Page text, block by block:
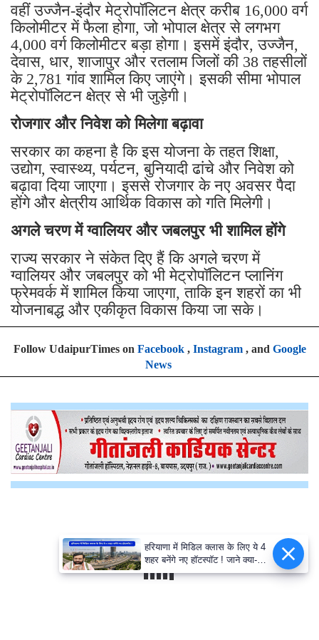
वहीं उज्जैन-इंदौर मेट्रोपॉलिटन क्षेत्र करीब 16,000 वर्ग
किलोमीटर में फैला होगा, जो भोपाल क्षेत्र से लगभग
4,000 वर्ग किलोमीटर बड़ा होगा। इसमें इंदौर, उज्जैन,
देवास, धार, शाजापुर और रतलाम जिलों की 38 तहसीलों
के 2,781 गांव शामिल किए जाएंगे। इसकी सीमा भोपाल
मेट्रोपॉलिटन क्षेत्र से भी जुड़ेगी।
रोजगार और निवेश को मिलेगा बढ़ावा
सरकार का कहना है कि इस योजना के तहत शिक्षा,
उद्योग, स्वास्थ्य, पर्यटन, बुनियादी ढांचे और निवेश को
बढ़ावा दिया जाएगा। इससे रोजगार के नए अवसर पैदा
होंगे और क्षेत्रीय आर्थिक विकास को गति मिलेगी।
अगले चरण में ग्वालियर और जबलपुर भी शामिल होंगे
राज्य सरकार ने संकेत दिए हैं कि अगले चरण में
ग्वालियर और जबलपुर को भी मेट्रोपॉलिटन प्लानिंग
फ्रेमवर्क में शामिल किया जाएगा, ताकि इन शहरों का भी
योजनाबद्ध और एकीकृत विकास किया जा सके।
Follow UdaipurTimes on Facebook, Instagram, and Google
News
हरियाणा में मिडिल क्लास के लिए ये 4
शहर बनेंगे नए हॉटस्पॉट ! जाने क्या-क्या
मिलेगा फायदा ?